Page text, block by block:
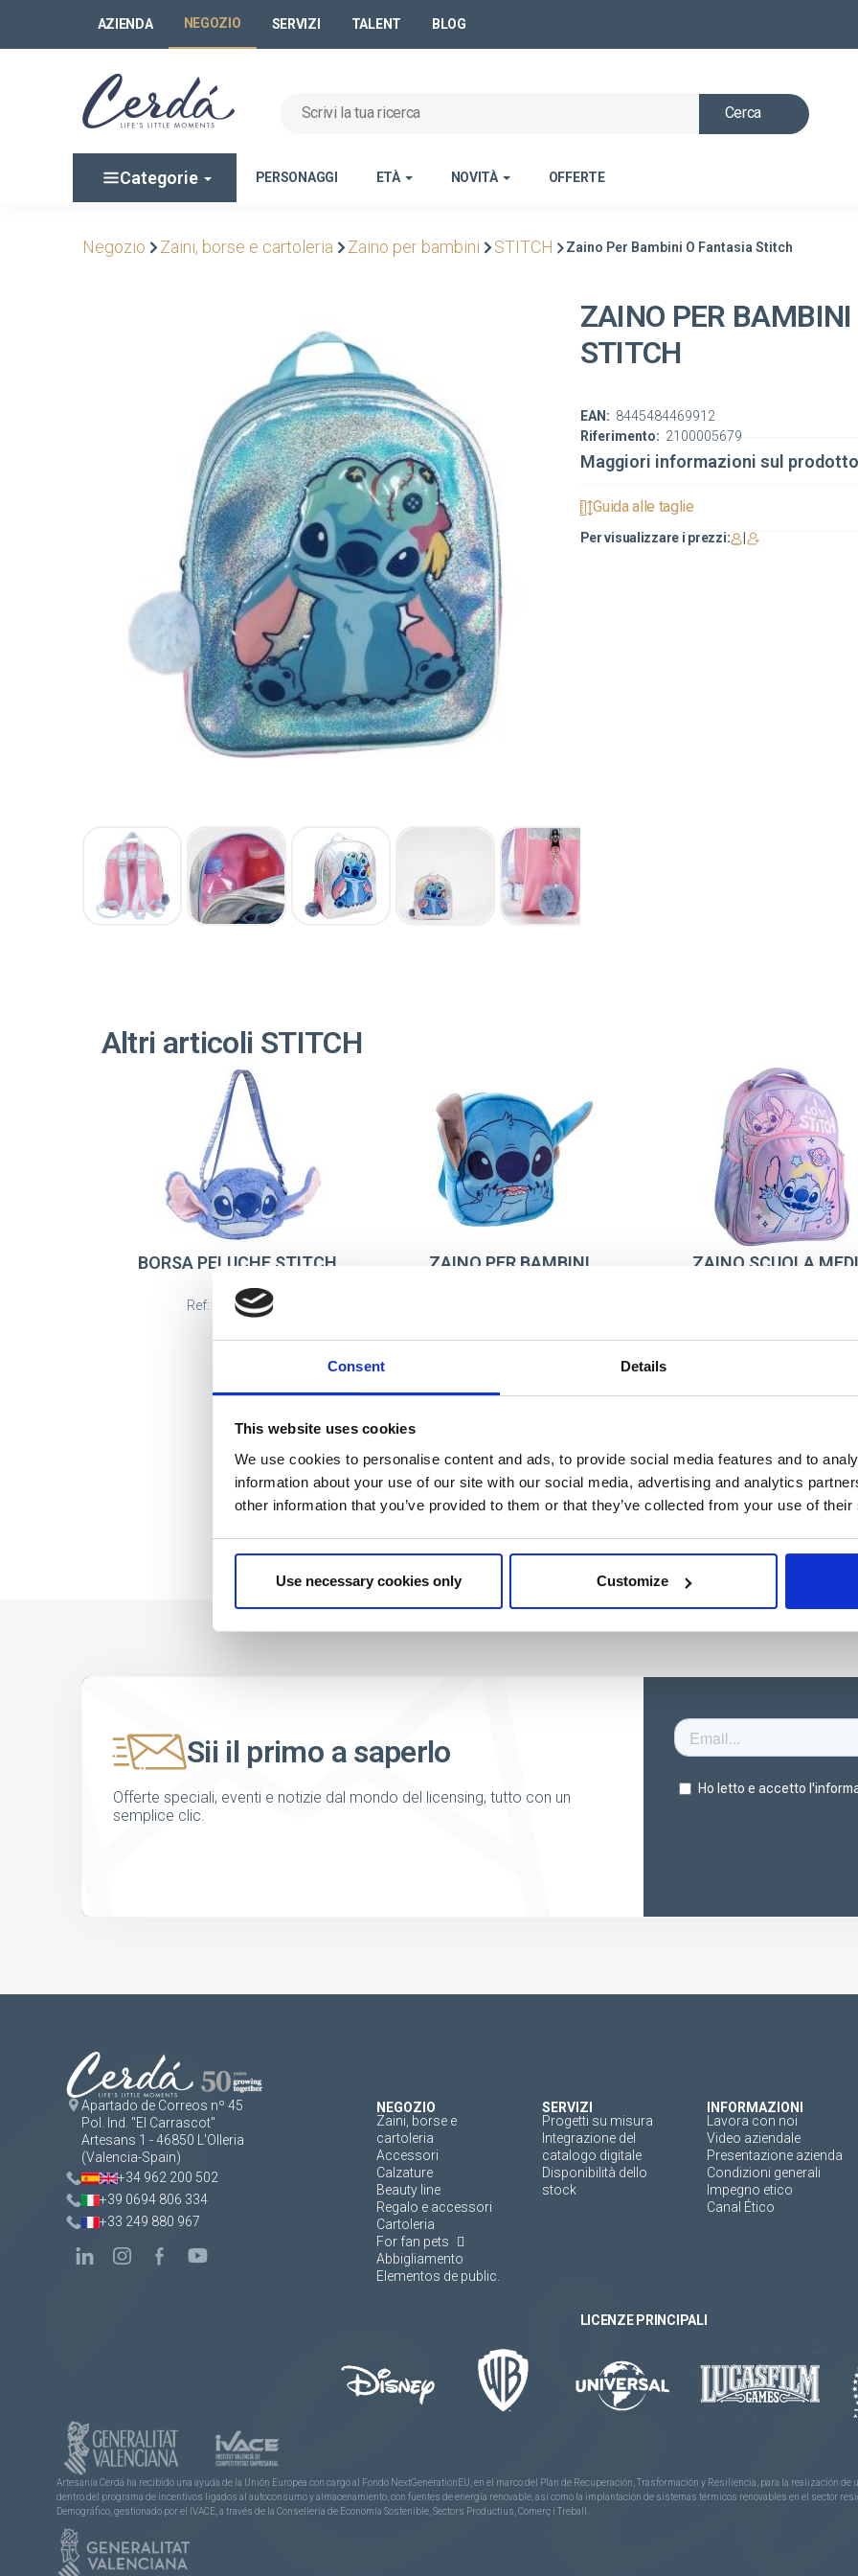
Consent Details
This website uses cookies
We use cookies to personalise content and ads, to provide social media features and to
information about your use of our site with our social media, advertising and analytics
other information that you’ve provided to them or that they’ve collected from your use of
Use necessary cookies only Customize
AZIENDA NEGOZIO SERVIZI TALENT BLOG
Cerca
Categorie PERSONAGGI ETÀ NOVITÀ OFFERTE
Negozio Zaini, borse e cartoleria Zaino per bambini STITCH Zaino Per Bambini O Fantasia Stitch
ZAINO PER
STITCH
Riferimento: 2100005679
EAN: 8445484469912
Maggiori informazioni sul prodotto
Guida alle taglie
Per visualizzare i prezzi:
Altri articoli STITCH
BORSA PELUCHE STITCH
Ref: 2100005901
ZAINO PER BAMBINI
ZAINO SCUOLA
Sii il primo a saperlo
Offerte speciali, eventi e notizie dal mondo del licensing, tutto con un
semplice clic.
Apartado de Correos nº 45
Pol. Ind. "El Carrascot"
Artesans 1 - 46850 L'Olleria
(Valencia-Spain)
+34 962 200 502
+39 0694 806 334
+33 249 880 967
NEGOZIO
Zaini, borse e
cartoleria
Accessori
Calzature
Beauty line
Regalo e accessori
Cartoleria
For fan pets
Abbigliamento
Elementos de public.
SERVIZI
Progetti su misura
Integrazione del
catalogo digitale
Disponibilità dello
stock
INFORMAZIONI
Lavora con noi
Video aziendale
Presentazione azienda
Condizioni generali
Impegno etico
Canal Ético
LICENZE PRINCIPALI
Artesanía Cerdá ha recibido una ayuda de la Unión Europea con cargo al Fondo NextGenerationEU, en el marco del Plan de Recuperación, Trasformación y Resiliencia, para la realización
dentro del programa de incentivos ligados al autoconsumo y almacenamiento, con fuentes de energía renovable, así como la implantación de sistemas térmicos renovables en el sector
Demográfico, gestionado por el IVACE, a través de la Consellería de Economía Sostenible, Sectors Productius, Comerç i Treball.